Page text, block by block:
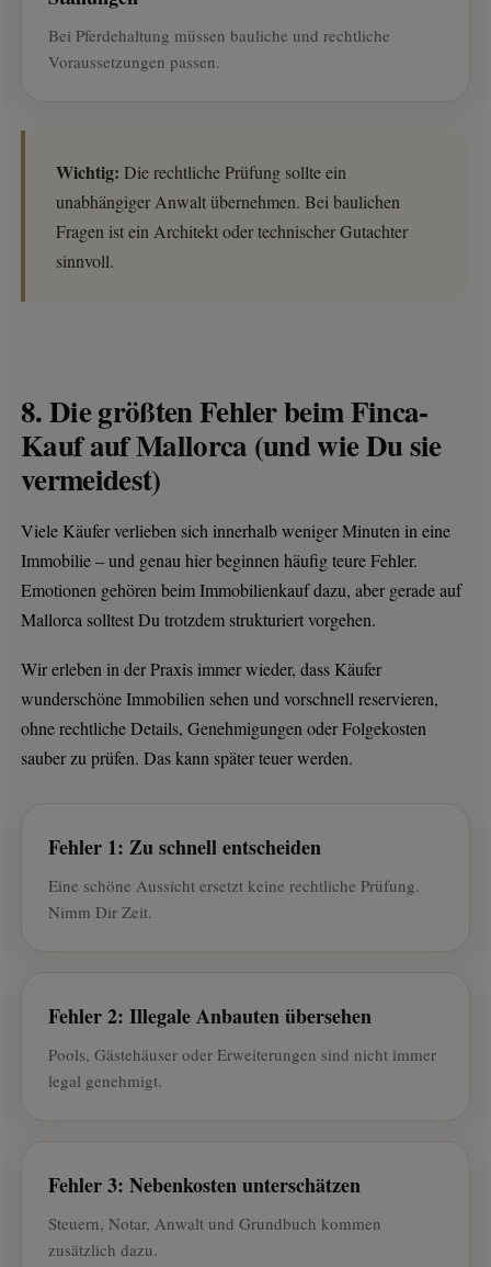
Bei Pferdehaltung müssen bauliche und rechtliche
Voraussetzungen passen.
Wichtig: Die rechtliche Prüfung sollte ein
unabhängiger Anwalt übernehmen. Bei baulichen
Fragen ist ein Architekt oder technischer Gutachter
sinnvoll.
8. Die größten Fehler beim Finca-
Kauf auf Mallorca (und wie Du sie
vermeidest)
Viele Käufer verlieben sich innerhalb weniger Minuten in eine
Immobilie – und genau hier beginnen häufig teure Fehler.
Emotionen gehören beim Immobilienkauf dazu, aber gerade auf
Mallorca solltest Du trotzdem strukturiert vorgehen.
Wir erleben in der Praxis immer wieder, dass Käufer
wunderschöne Immobilien sehen und vorschnell reservieren,
ohne rechtliche Details, Genehmigungen oder Folgekosten
sauber zu prüfen. Das kann später teuer werden.
Fehler 1: Zu schnell entscheiden
Eine schöne Aussicht ersetzt keine rechtliche Prüfung.
Nimm Dir Zeit.
Fehler 2: Illegale Anbauten übersehen
Pools, Gästehäuser oder Erweiterungen sind nicht immer
legal genehmigt.
Fehler 3: Nebenkosten unterschätzen
Steuern, Notar, Anwalt und Grundbuch kommen
zusätzlich dazu.